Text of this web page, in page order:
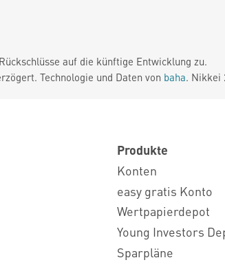
auf die künftige Entwicklung zu.
Technologie und Daten von baha. Nikkei
Produkte
Konten
easy gratis Konto
Wertpapierdepot
Young Investors
Sparpläne